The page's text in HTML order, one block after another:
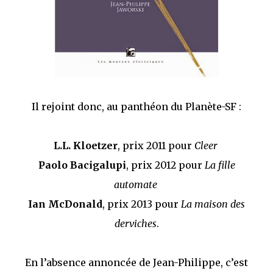
Il rejoint donc, au panthéon du Planète-SF :
L.L. Kloetzer, prix 2011 pour Cleer
Paolo Bacigalupi, prix 2012 pour La fille
automate
Ian McDonald, prix 2013 pour La maison des
derviches.
En l’absence annoncée de Jean-Philippe, c’est